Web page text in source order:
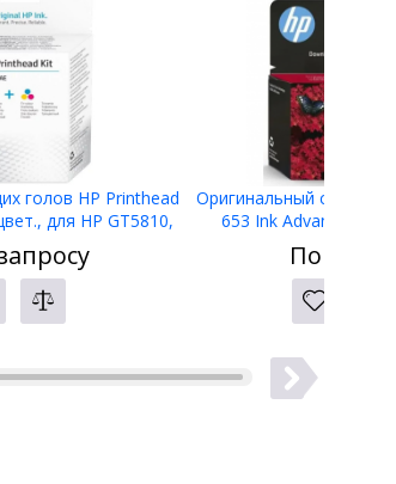
голов HP Printhead
для HP GT5810,
3YP61AE
Оригинальный
653 Ink Advantage,
По